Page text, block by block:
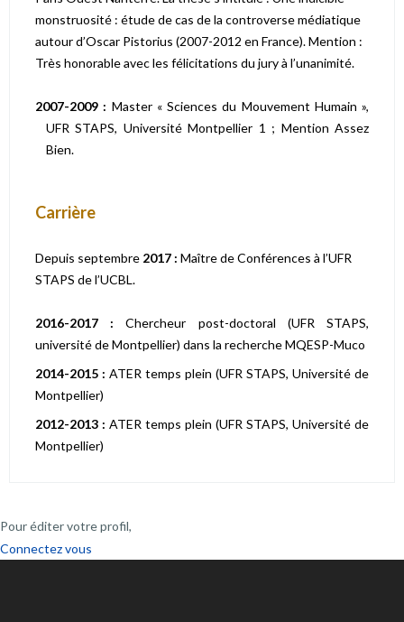
monstruosité : étude de cas de la controverse médiatique
autour d’Oscar Pistorius (2007-2012 en France). Mention :
Très honorable avec les félicitations du jury à l’unanimité.
2007-2009 : Master « Sciences du Mouvement Humain »,
UFR STAPS, Université Montpellier 1 ; Mention Assez
Bien.
Carrière
Depuis septembre 2017 : Maître de Conférences à l’UFR
STAPS de l’UCBL.
2016-2017 : Chercheur post-doctoral (UFR STAPS,
université de Montpellier) dans la recherche MQESP-Muco
2014-2015 : ATER temps plein (UFR STAPS, Université de
Montpellier)
2012-2013 : ATER temps plein (UFR STAPS, Université de
Montpellier)
Pour éditer votre profil,
Connectez vous